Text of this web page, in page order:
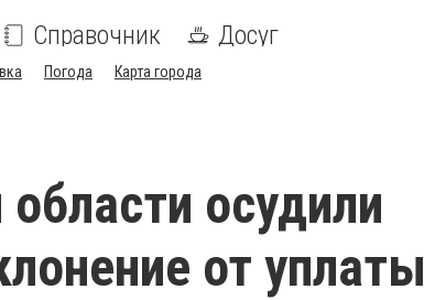
Справочник Досуг
Погода Карта города
осудили
от уплаты